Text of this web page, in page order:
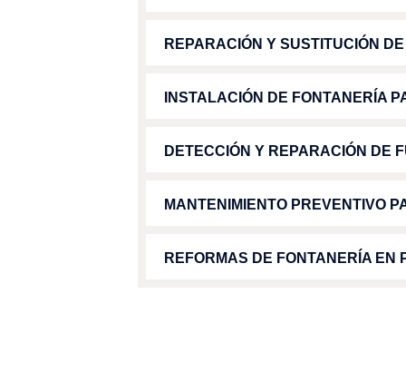
REPARACIÓN Y SUSTITUCIÓN
INSTALACIÓN DE FONTANERÍA
DETECCIÓN Y REPARACIÓN DE
MANTENIMIENTO PREVENTIVO
REFORMAS DE FONTANERÍA EN